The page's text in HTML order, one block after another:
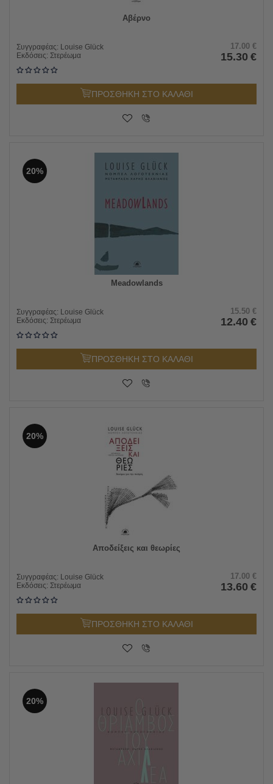
Αβέρνο
Συγγραφέας: Louise Glück
Εκδόσεις: Στερέωμα
17.00 €
15.30 €
ΠΡΟΣΘΗΚΗ ΣΤΟ ΚΑΛΑΘΙ
20%
Meadowlands
Συγγραφέας: Louise Glück
Εκδόσεις: Στερέωμα
15.50 €
12.40 €
ΠΡΟΣΘΗΚΗ ΣΤΟ ΚΑΛΑΘΙ
20%
Αποδείξεις και θεωρίες
Συγγραφέας: Louise Glück
Εκδόσεις: Στερέωμα
17.00 €
13.60 €
ΠΡΟΣΘΗΚΗ ΣΤΟ ΚΑΛΑΘΙ
20%